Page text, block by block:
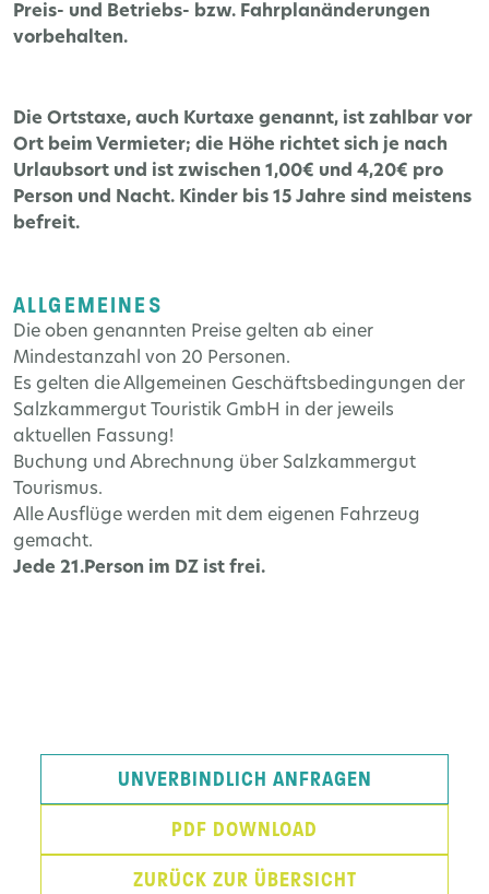
Preis- und Betriebs- bzw. Fahrplanänderungen
vorbehalten.
Die Ortstaxe, auch Kurtaxe genannt, ist zahlbar vor
Ort beim Vermieter; die Höhe richtet sich je nach
Urlaubsort und ist zwischen 1,00€ und 4,20€ pro
Person und Nacht. Kinder bis 15 Jahre sind meistens
befreit.
ALLGEMEINES
Die oben genannten Preise gelten ab einer
Mindestanzahl von 20 Personen.
Es gelten die Allgemeinen Geschäftsbedingungen der
Salzkammergut Touristik GmbH in der jeweils
aktuellen Fassung!
Buchung und Abrechnung über Salzkammergut
Tourismus.
Alle Ausflüge werden mit dem eigenen Fahrzeug
gemacht.
Jede 21.Person im DZ ist frei.
UNVERBINDLICH ANFRAGEN
PDF DOWNLOAD
ZURÜCK ZUR ÜBERSICHT